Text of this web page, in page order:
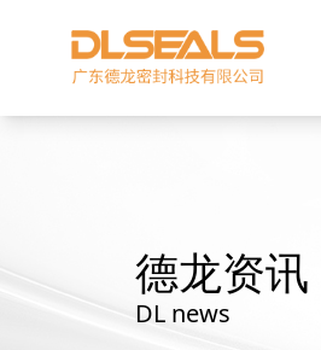
德龙资讯
DL news